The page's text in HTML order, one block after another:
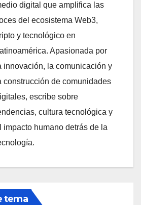
digital que amplifica las
del ecosistema Web3,
y tecnológico en
Apasionada por
innovación, la comunicación y
construcción de comunidades
escribe sobre
cultura tecnológica y
impacto humano detrás de la
tema